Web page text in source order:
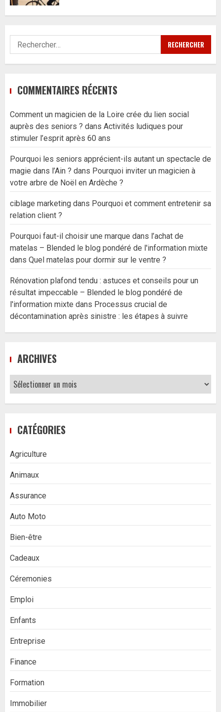
Rechercher :
COMMENTAIRES RÉCENTS
Comment un magicien de la Loire crée du lien social
auprès des seniors ? dans Activités ludiques pour
stimuler l’esprit après 60 ans
Pourquoi les seniors apprécient-ils autant un spectacle de
magie dans l’Ain ? dans Pourquoi inviter un magicien à
votre arbre de Noël en Ardèche ?
ciblage marketing dans Pourquoi et comment entretenir sa
relation client ?
Pourquoi faut-il choisir une marque dans l’achat de
matelas – Blended le blog pondéré de l'information mixte
dans Quel matelas pour dormir sur le ventre ?
Rénovation plafond tendu : astuces et conseils pour un
résultat impeccable – Blended le blog pondéré de
l'information mixte dans Processus crucial de
décontamination après sinistre : les étapes à suivre
ARCHIVES
Archives
CATÉGORIES
Agriculture
Animaux
Assurance
Auto Moto
Bien-être
Cadeaux
Céremonies
Emploi
Enfants
Entreprise
Finance
Formation
Immobilier